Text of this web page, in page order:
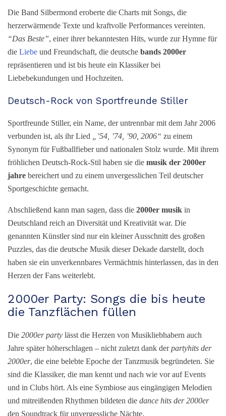
Die Band Silbermond eroberte die Charts mit Songs, die
herzerwärmende Texte und kraftvolle Performances vereinten.
“Das Beste”, einer ihrer bekanntesten Hits, wurde zur Hymne für
die Liebe und Freundschaft, die deutsche bands 2000er
repräsentieren und ist bis heute ein Klassiker bei
Liebebekundungen und Hochzeiten.
Deutsch-Rock von Sportfreunde Stiller
Sportfreunde Stiller, ein Name, der untrennbar mit dem Jahr 2006
verbunden ist, als ihr Lied
„’54, ’74, ’90, 2006“ zu einem
Synonym für Fußballfieber und nationalen Stolz wurde. Mit ihrem
fröhlichen Deutsch-Rock-Stil haben sie die musik der 2000er
jahre bereichert und zu einem unvergesslichen Teil deutscher
Sportgeschichte gemacht.
Abschließend kann man sagen, dass die 2000er musik in
Deutschland reich an Diversität und Kreativität war. Die
genannten Künstler sind nur ein kleiner Ausschnitt des großen
Puzzles, das die deutsche Musik dieser Dekade darstellt, doch
haben sie ein unverkennbares Vermächtnis hinterlassen, das in den
Herzen der Fans weiterlebt.
2000er Party: Songs die bis heute
die Tanzflächen füllen
Die 2000er party lässt die Herzen von Musikliebhabern auch
Jahre später höherschlagen – nicht zuletzt dank derpartyhits der
2000er, die eine belebte Epoche der Tanzmusik begründeten. Sie
sind die Klassiker, die man kennt und nach wie vor auf Events
und in Clubs hört. Als eine Symbiose aus eingängigen Melodien
und mitreißenden Rhythmen bildeten die dance hits der 2000er
den Soundtrack für unvergessliche Nächte.